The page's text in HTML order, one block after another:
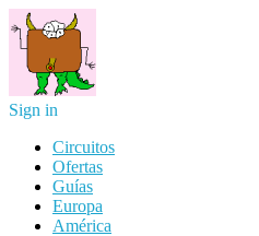
Sign in
Circuitos
Ofertas
Guías
Europa
América